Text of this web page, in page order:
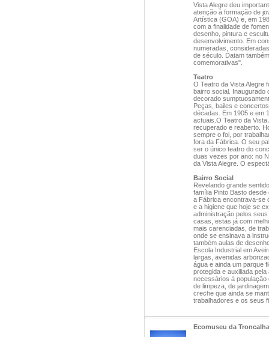
Vista Alegre deu
atenção à formação de
Artística (GOA) e, em
com a finalidade de
desenho, pintura e
desenvolvimento. Em
numeradas,
de século. Datam
comemorativas".
Teatro
O Teatro da Vista Alegre
bairro social. Inaugurado
decorado
Peças, bailes e
décadas. Em 1905 e em
actuais.O Teatro da
recuperado e reaberto.
sempre o foi, por
fora da Fábrica. O seu
ser o único teatro do
duas vezes por ano: no
da Vista Alegre. O
Bairro Social
Revelando grande
família Pinto Basto
a Fábrica encontrava-se
e a higiene que hoje se
administração pelos
casas, estas já com
mais carenciadas, de
onde se ensinava a
também aulas de
Escola Industrial em
largas, avenidas
água e ainda um parque
protegida e auxiliada
necessários à
de limpeza, de
creche que ainda se
trabalhadores e os seus
Ecomuseu da